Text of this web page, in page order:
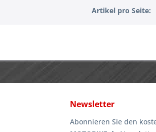
Artikel pro Seite:
Newsletter
Abonnieren Sie den